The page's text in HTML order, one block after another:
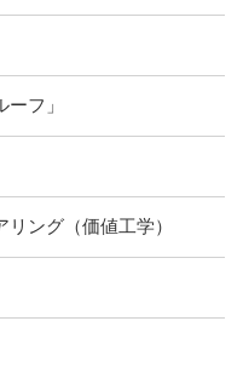
フ」
ング（価値工学）